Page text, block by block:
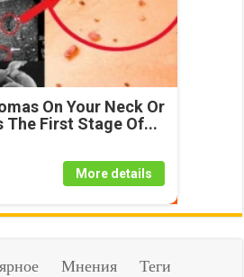
On Your Neck Or
The First Stage Of...
More details
Мнения Теги